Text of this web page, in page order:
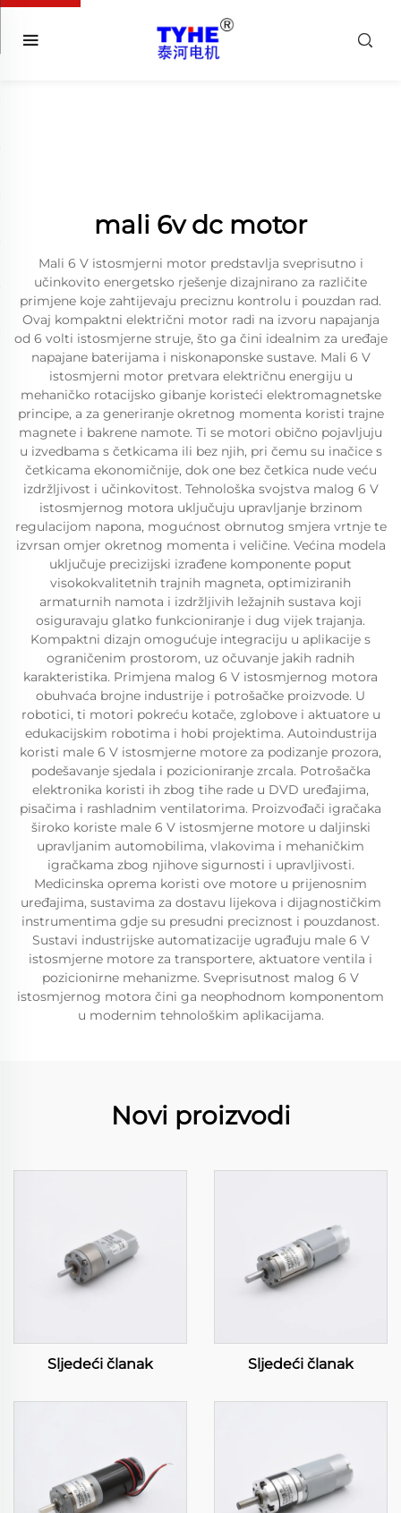
mali 6v dc motor
Mali 6 V istosmjerni motor predstavlja sveprisutno i
učinkovito energetsko rješenje dizajnirano za različite
primjene koje zahtijevaju preciznu kontrolu i pouzdan rad.
Ovaj kompaktni električni motor radi na izvoru napajanja
od 6 volti istosmjerne struje, što ga čini idealnim za uređaje
napajane baterijama i niskonaponske sustave. Mali 6 V
istosmjerni motor pretvara električnu energiju u
mehaničko rotacijsko gibanje koristeći elektromagnetske
principe, a za generiranje okretnog momenta koristi trajne
magnete i bakrene namote. Ti se motori obično pojavljuju
u izvedbama s četkicama ili bez njih, pri čemu su inačice s
četkicama ekonomičnije, dok one bez četkica nude veću
izdržljivost i učinkovitost. Tehnološka svojstva malog 6 V
istosmjernog motora uključuju upravljanje brzinom
regulacijom napona, mogućnost obrnutog smjera vrtnje te
izvrsan omjer okretnog momenta i veličine. Većina modela
uključuje precizijski izrađene komponente poput
visokokvalitetnih trajnih magneta, optimiziranih
armaturnih namota i izdržljivih ležajnih sustava koji
osiguravaju glatko funkcioniranje i dug vijek trajanja.
Kompaktni dizajn omogućuje integraciju u aplikacije s
ograničenim prostorom, uz očuvanje jakih radnih
karakteristika. Primjena malog 6 V istosmjernog motora
obuhvaća brojne industrije i potrošačke proizvode. U
robotici, ti motori pokreću kotače, zglobove i aktuatore u
edukacijskim robotima i hobi projektima. Autoindustrija
koristi male 6 V istosmjerne motore za podizanje prozora,
podešavanje sjedala i pozicioniranje zrcala. Potrošačka
elektronika koristi ih zbog tihe rade u DVD uređajima,
pisačima i rashladnim ventilatorima. Proizvođači igračaka
široko koriste male 6 V istosmjerne motore u daljinski
upravljanim automobilima, vlakovima i mehaničkim
igračkama zbog njihove sigurnosti i upravljivosti.
Medicinska oprema koristi ove motore u prijenosnim
uređajima, sustavima za dostavu lijekova i dijagnostičkim
instrumentima gdje su presudni preciznost i pouzdanost.
Sustavi industrijske automatizacije ugrađuju male 6 V
istosmjerne motore za transportere, aktuatore ventila i
pozicionirne mehanizme. Sveprisutnost malog 6 V
istosmjernog motora čini ga neophodnom komponentom
u modernim tehnološkim aplikacijama.
Novi proizvodi
Sljedeći članak Sljedeći članak